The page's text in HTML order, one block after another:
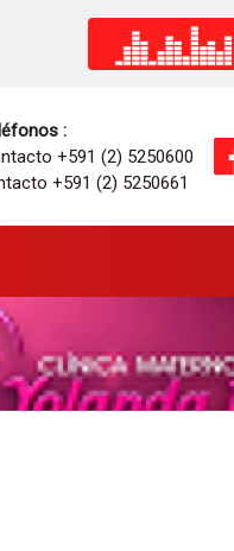
:
+591 (2) 5250600
+591 (2) 5250661